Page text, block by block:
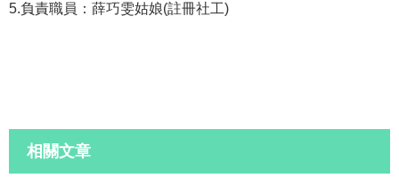
5.負責職員：薛巧雯姑娘(註冊社工)
相關文章